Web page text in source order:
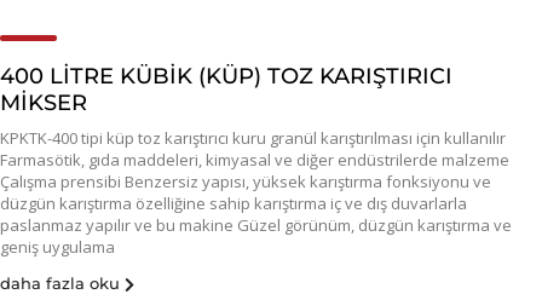
400 LİTRE KÜBİK (KÜP) TOZ KARIŞTIRICI
MİKSER
KPKTK-400 tipi küp toz karıştırıcı kuru granül karıştırılması için kullanılır
Farmasötik, gıda maddeleri, kimyasal ve diğer endüstrilerde malzeme
Çalışma prensibi Benzersiz yapısı, yüksek karıştırma fonksiyonu ve
düzgün karıştırma özelliğine sahip karıştırma iç ve dış duvarlarla
paslanmaz yapılır ve bu makine Güzel görünüm, düzgün karıştırma ve
geniş uygulama
daha fazla oku